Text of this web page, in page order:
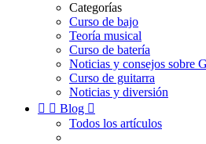
Categorías
Curso de bajo
Teoría musical
Curso de batería
Noticias y consejos sobre
Curso de guitarra
Noticias y diversión
  Blog 
Todos los artículos